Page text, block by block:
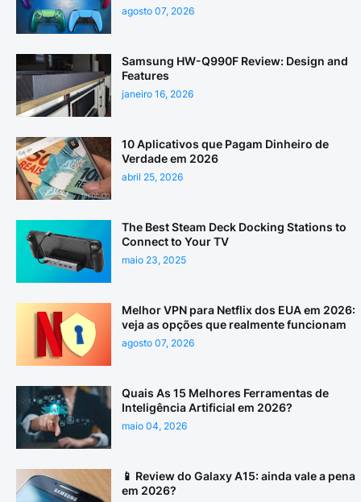
agosto 07, 2026
Samsung HW-Q990F Review: Design and
Features
janeiro 16, 2026
10 Aplicativos que Pagam Dinheiro de
Verdade em 2026
abril 25, 2026
The Best Steam Deck Docking Stations to
Connect to Your TV
maio 23, 2025
Melhor VPN para Netflix dos EUA em 2026:
veja as opções que realmente funcionam
agosto 07, 2026
Quais As 15 Melhores Ferramentas de
Inteligência Artificial em 2026?
maio 04, 2026
📱 Review do Galaxy A15: ainda vale a pena
em 2026?